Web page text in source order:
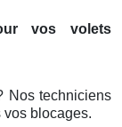
vos volets
Nos techniciens
vos blocages.